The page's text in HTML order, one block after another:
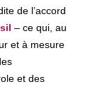
de l’accord
– ce qui, au
et à mesure
et des